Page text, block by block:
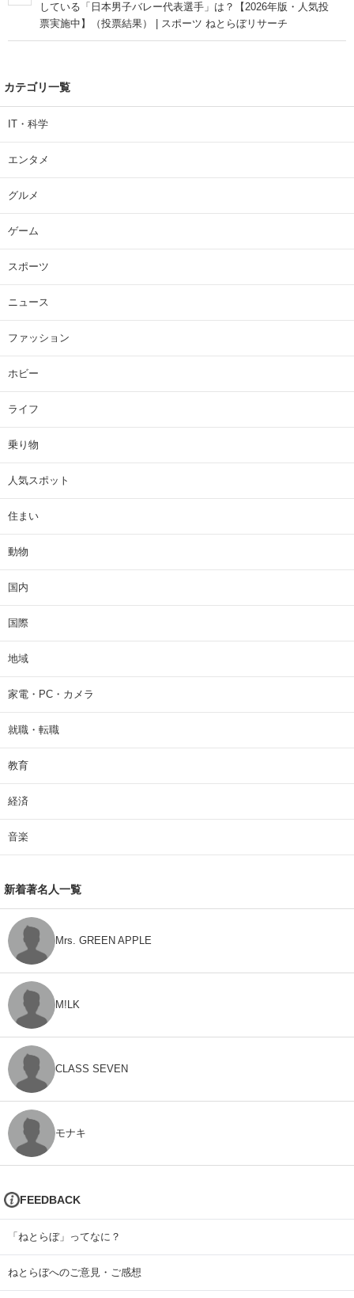
している「日本男子バレー代表選手」は？【2026年版・人気投
票実施中】（投票結果） | スポーツ ねとらぼリサーチ
カテゴリ一覧
IT・科学
エンタメ
グルメ
ゲーム
スポーツ
ニュース
ファッション
ホビー
ライフ
乗り物
人気スポット
住まい
動物
国内
国際
地域
家電・PC・カメラ
就職・転職
教育
経済
音楽
新着著名人一覧
Mrs. GREEN APPLE
M!LK
CLASS SEVEN
モナキ
FEEDBACK
「ねとらぼ」ってなに？
ねとらぼへのご意見・ご感想